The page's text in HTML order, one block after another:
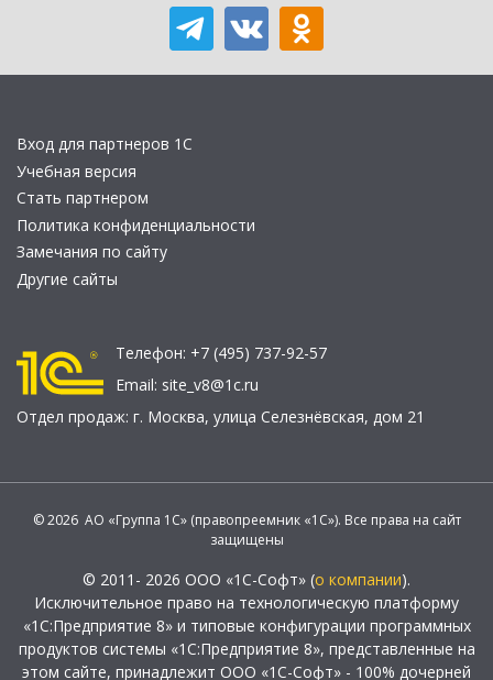
Вход для партнеров 1С
Учебная версия
Стать партнером
Политика конфиденциальности
Замечания по сайту
Другие сайты
Телефон: +7 (495) 737-92-57
Email: site_v8@1c.ru
Отдел продаж: г. Москва, улица Селезнёвская, дом 21
© 2026 АО «Группа 1С» (правопреемник «1С»). Все права на сайт
защищены
© 2011- 2026 ООО «1С-Софт» (о компании).
Исключительное право на технологическую платформу
«1С:Предприятие 8» и типовые конфигурации программных
продуктов системы «1С:Предприятие 8», представленные на
этом сайте, принадлежит ООО «1С-Софт» - 100% дочерней